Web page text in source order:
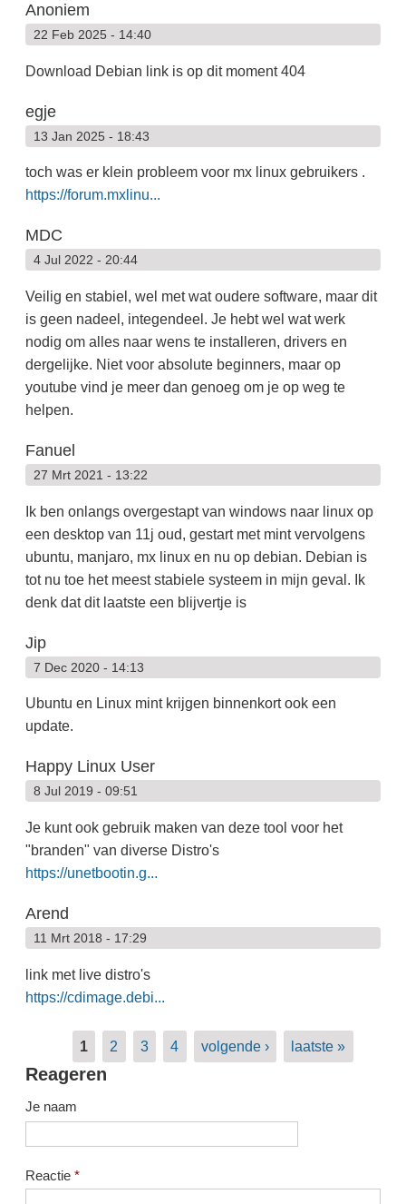
Anoniem
22 Feb 2025 - 14:40
Download Debian link is op dit moment 404
egje
13 Jan 2025 - 18:43
toch was er klein probleem voor mx linux gebruikers .
https://forum.mxlinu...
MDC
4 Jul 2022 - 20:44
Veilig en stabiel, wel met wat oudere software, maar dit
is geen nadeel, integendeel. Je hebt wel wat werk
nodig om alles naar wens te installeren, drivers en
dergelijke. Niet voor absolute beginners, maar op
youtube vind je meer dan genoeg om je op weg te
helpen.
Fanuel
27 Mrt 2021 - 13:22
Ik ben onlangs overgestapt van windows naar linux op
een desktop van 11j oud, gestart met mint vervolgens
ubuntu, manjaro, mx linux en nu op debian. Debian is
tot nu toe het meest stabiele systeem in mijn geval. Ik
denk dat dit laatste een blijvertje is
Jip
7 Dec 2020 - 14:13
Ubuntu en Linux mint krijgen binnenkort ook een
update.
Happy Linux User
8 Jul 2019 - 09:51
Je kunt ook gebruik maken van deze tool voor het
"branden" van diverse Distro's
https://unetbootin.g...
Arend
11 Mrt 2018 - 17:29
link met live distro's
https://cdimage.debi...
Pagina's
1 2 3 4 volgende › laatste »
Reageren
Je naam
Reactie *